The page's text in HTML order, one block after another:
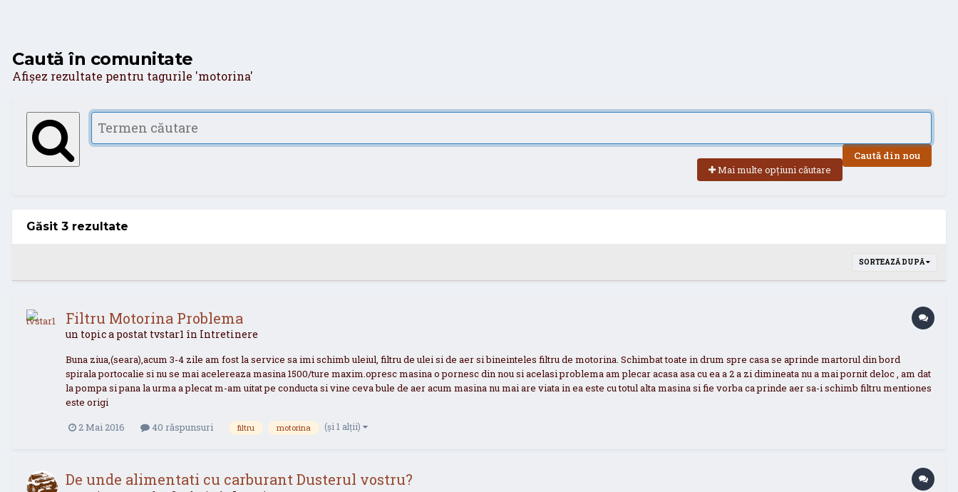
Caută în comunitate
Afișez rezultate pentru tagurile 'motorina'
Caută din nou
Mai multe opțiuni căutare
Găsit 3 rezultate
SORTEAZĂ DUPĂ
Filtru Motorina Problema
un topic a postat tvstar1 în Intretinere
Buna ziua,(seara),acum 3-4 zile am fost la service sa imi schimb uleiul, filtru de ulei si de aer si bineinteles filtru de motorina. Schimbat toate in drum spre casa se aprinde martorul din bord
spirala portocalie si nu se mai acelereaza masina 1500/ture maxim.opresc masina o pornesc din nou si acelasi problema am plecar acasa asa cu ea a 2 a zi dimineata nu a mai pornit deloc , am dat
la pompa si pana la urma a plecat m-am uitat pe conducta si vine ceva bule de aer acum masina nu mai are viata in ea este cu totul alta masina si fie vorba ca prinde aer sa-i schimb filtru mentiones
este origi
2 Mai 2016
40 răspunsuri filtru motorina (și 1 alții)
De unde alimentati cu carburant Dusterul vostru?